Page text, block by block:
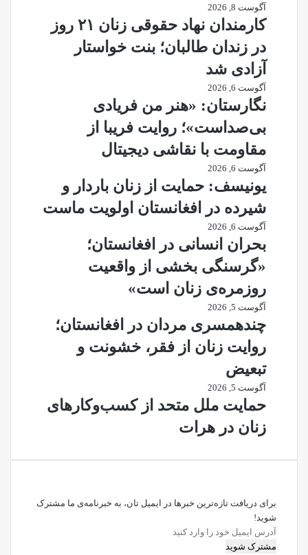
آگوست 8, 2026
کارمندان نهاد حقوقی زنان ۲۱ روز
در زندان طالبان؛ بنت خواستار
آزادی شد
آگوست 6, 2026
نگارستان: «هنر من فریادی
بی‌صداست»؛ روایت فریبا از
مقاومت با نقاشی دیجیتال
آگوست 6, 2026
یونیسف: حمایت از زنان باردار و
شیرده در افغانستان اولویت ماست
آگوست 6, 2026
بحران انسانی در افغانستان؛
«گرسنگی بخشی از واقعیت
روزمره‌ی زنان است»
آگوست 5, 2026
چندهمسری مردان در افغانستان؛
روایت زنان از فقر، خشونت و
تبعیض
آگوست 5, 2026
حمایت ملل متحد از کسب‌وکارهای
زنان در هرات
برای دریافت تازه‌ترین خبرها در ایمیل تان، به خبرنامه‌ی ما مشترک
شوید!
آدرس
ایمیل